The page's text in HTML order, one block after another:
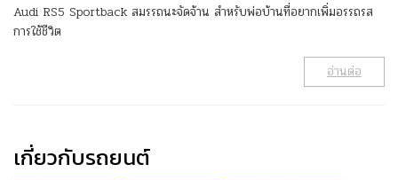
Audi RS5 Sportback สมรรถนะจัดจ้าน สำหรับพ่อบ้านที่อยากเพิ่มอรรถรส
การใช้ชีวิต
อ่านต่อ
เกี่ยวกับรถยนต์